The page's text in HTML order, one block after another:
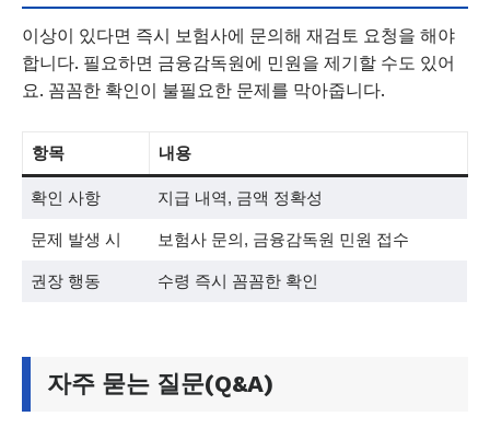
이상이 있다면 즉시 보험사에 문의해 재검토 요청을 해야
합니다. 필요하면 금융감독원에 민원을 제기할 수도 있어
요. 꼼꼼한 확인이 불필요한 문제를 막아줍니다.
항목 내용
확인 사항 지급 내역, 금액 정확성
문제 발생 시 보험사 문의, 금융감독원 민원 접수
권장 행동 수령 즉시 꼼꼼한 확인
자주 묻는 질문(Q&A)